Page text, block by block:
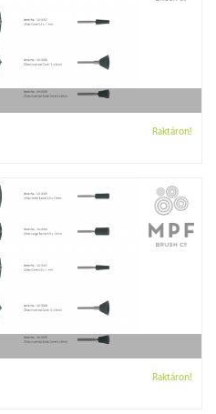
Raktáron!
Raktáron!